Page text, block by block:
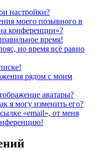
настройки?
моего позывного в
конференции»?
время!
но время всё равно
рядом с моим
аватары?
я могу изменить его?
«email», от меня